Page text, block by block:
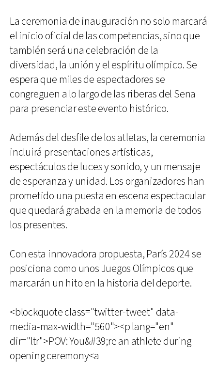
La ceremonia de inauguración no solo marcará
el inicio oficial de las competencias, sino que
también será una celebración de la
diversidad, la unión y el espíritu olímpico. Se
espera que miles de espectadores se
congreguen a lo largo de las riberas del Sena
para presenciar este evento histórico.
Además del desfile de los atletas, la ceremonia
incluirá presentaciones artísticas,
espectáculos de luces y sonido, y un mensaje
de esperanza y unidad. Los organizadores han
prometido una puesta en escena espectacular
que quedará grabada en la memoria de todos
los presentes.
Con esta innovadora propuesta, París 2024 se
posiciona como unos Juegos Olímpicos que
marcarán un hito en la historia del deporte.
<blockquote class="twitter-tweet" data-
media-max-width="560"><p lang="en"
dir="ltr">POV: You&#39;re an athlete during
opening ceremony<a